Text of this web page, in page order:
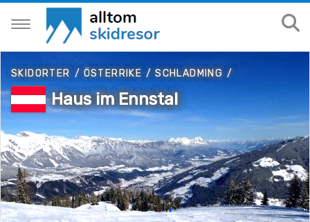
SKIDORTER / ÖSTERRIKE /SCHLADMING /
Haus im Ennstal